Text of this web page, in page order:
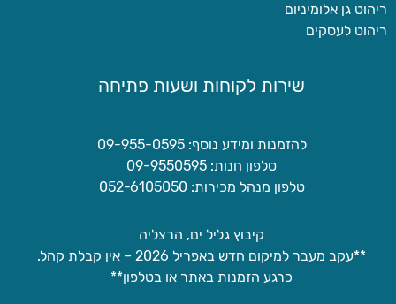
ריהוט גן אלומיניום
ריהוט לעסקים
שירות לקוחות ושעות פתיחה
להזמנות ומידע נוסף: 09-955-0595
טלפון חנות: 09-9550595
טלפון מנהל מכירות: 052-6105050
קיבוץ גליל ים, הרצליה
**עקב מעבר למיקום חדש באפריל 2026 – אין קבלת קהל.
כרגע הזמנות באתר או בטלפון**